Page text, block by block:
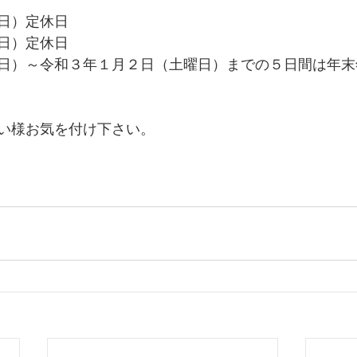
）定休日
）定休日
）～令和３年１月２日（土曜日）までの５日間は年
様お気を付け下さい。